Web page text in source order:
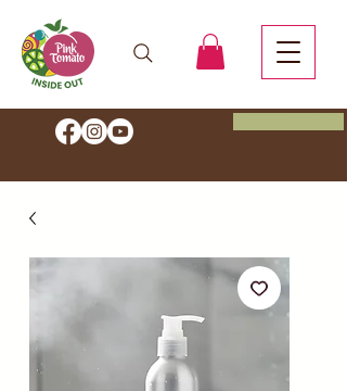
Ahorra un 20 % de descuento.
Comienza tu viaje Inside Out
con el código HEALTH